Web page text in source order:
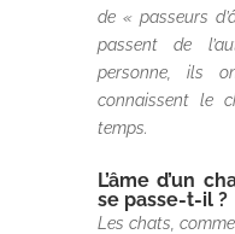
de « passeurs
passent de
personne, ils
connaissent le
temps.
L’âme d’un
se passe-t-il ?
Les chats,